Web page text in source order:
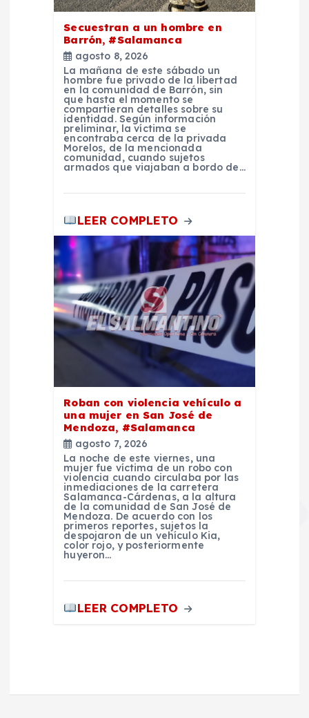
Secuestran a un hombre en
Barrón, #Salamanca
agosto 8, 2026
La mañana de este sábado un
hombre fue privado de la libertad
en la comunidad de Barrón, sin
que hasta el momento se
compartieran detalles sobre su
identidad. Según información
preliminar, la víctima se
encontraba cerca de la privada
Morelos, de la mencionada
comunidad, cuando sujetos
armados que viajaban a bordo de…
LEER COMPLETO
Roban con violencia vehículo a
una mujer en San José de
Mendoza, #Salamanca
agosto 7, 2026
La noche de este viernes, una
mujer fue víctima de un robo con
violencia cuando circulaba por las
inmediaciones de la carretera
Salamanca-Cárdenas, a la altura
de la comunidad de San José de
Mendoza. De acuerdo con los
primeros reportes, sujetos la
despojaron de un vehículo Kia,
color rojo, y posteriormente
huyeron…
LEER COMPLETO